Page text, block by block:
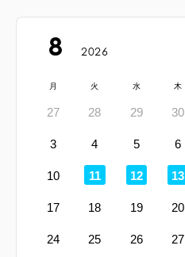
8 2026
月 火 水 木
27 28 29 30
3 4 5 6
10 11
定
休
日
12
定
休
日
13
定
休
日
17 18 19 20
24 25 26 27